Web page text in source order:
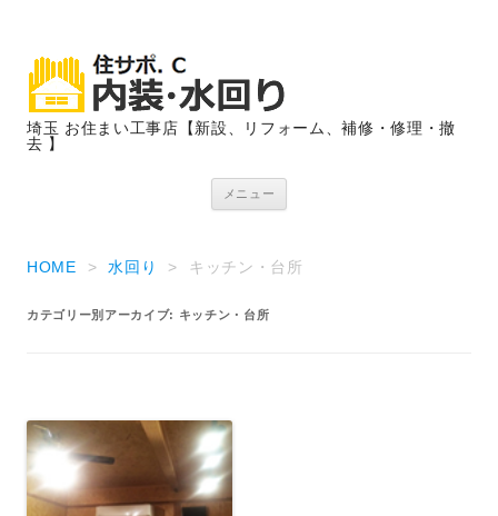
埼玉 お住まい工事店【新設、リフォーム、補修・修理・撤
去 】
メニュー
HOME > 水回り > キッチン・台所
カテゴリー別アーカイブ: キッチン・台所